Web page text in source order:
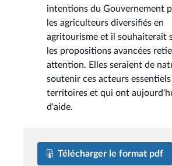
intentions du Gouvernement
les agriculteurs diversifiés en
agritourisme et il souhaiterait
les propositions avancées
attention. Elles seraient de
soutenir ces acteurs essentiels
territoires et qui ont
d'aide.
Télécharger le format pdf